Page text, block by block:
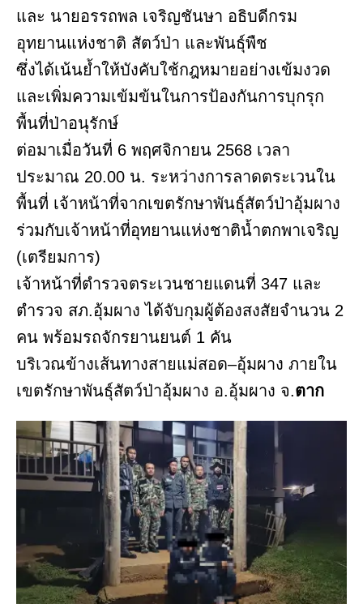
และ นายอรรถพล เจริญชันษา อธิบดีกรม
อุทยานแห่งชาติ สัตว์ป่า และพันธุ์พืช
ซึ่งได้เน้นย้ำให้บังคับใช้กฎหมายอย่างเข้มงวด
และเพิ่มความเข้มข้นในการป้องกันการบุกรุก
พื้นที่ป่าอนุรักษ์
ต่อมาเมื่อวันที่ 6 พฤศจิกายน 2568 เวลา
ประมาณ 20.00 น. ระหว่างการลาดตระเวนใน
พื้นที่ เจ้าหน้าที่จากเขตรักษาพันธุ์สัตว์ป่าอุ้มผาง
ร่วมกับเจ้าหน้าที่อุทยานแห่งชาติน้ำตกพาเจริญ
(เตรียมการ)
เจ้าหน้าที่ตำรวจตระเวนชายแดนที่ 347 และ
ตำรวจ สภ.อุ้มผาง ได้จับกุมผู้ต้องสงสัยจำนวน 2
คน พร้อมรถจักรยานยนต์ 1 คัน
บริเวณข้างเส้นทางสายแม่สอด–อุ้มผาง ภายใน
เขตรักษาพันธุ์สัตว์ป่าอุ้มผาง อ.อุ้มผาง จ.ตาก